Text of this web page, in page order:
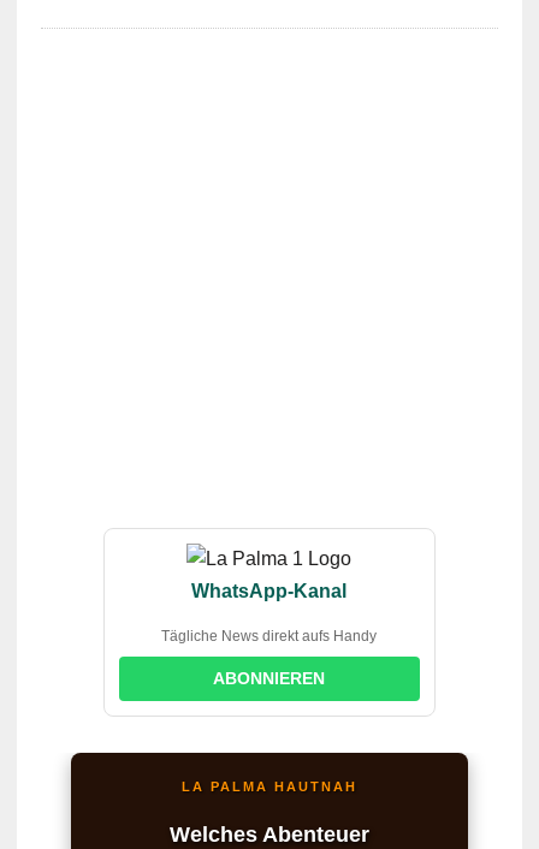
WhatsApp-Kanal
Tägliche News direkt aufs Handy
ABONNIEREN
LA PALMA HAUTNAH
Welches Abenteuer